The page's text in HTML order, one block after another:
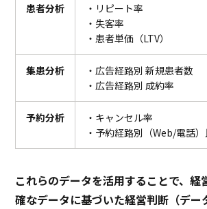
患者分析
・リピート率
・失客率
・患者単価（LTV）
集患分析
・広告経路別 新規患者数
・広告経路別 成約率
予約分析
・キャンセル率
・予約経路別（Web/電話
これらのデータを活用することで、経
確なデータに基づいた経営判断（デー